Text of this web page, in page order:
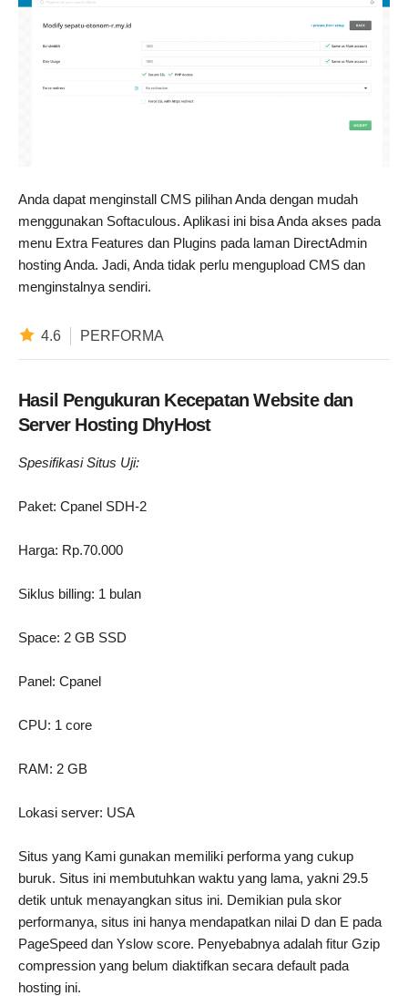
Anda dapat menginstall CMS pilihan Anda dengan mudah
menggunakan Softaculous. Aplikasi ini bisa Anda akses pada
menu Extra Features dan Plugins pada laman DirectAdmin
hosting Anda. Jadi, Anda tidak perlu mengupload CMS dan
menginstalnya sendiri.
4.6 PERFORMA
Hasil Pengukuran Kecepatan Website dan
Server Hosting DhyHost
Spesifikasi Situs Uji:
Paket: Cpanel SDH-2
Harga: Rp.70.000
Siklus billing: 1 bulan
Space: 2 GB SSD
Panel: Cpanel
CPU: 1 core
RAM: 2 GB
Lokasi server: USA
Situs yang Kami gunakan memiliki performa yang cukup
buruk. Situs ini membutuhkan waktu yang lama, yakni 29.5
detik untuk menayangkan situs ini. Demikian pula skor
performanya, situs ini hanya mendapatkan nilai D dan E pada
PageSpeed dan Yslow score. Penyebabnya adalah fitur Gzip
compression yang belum diaktifkan secara default pada
hosting ini.